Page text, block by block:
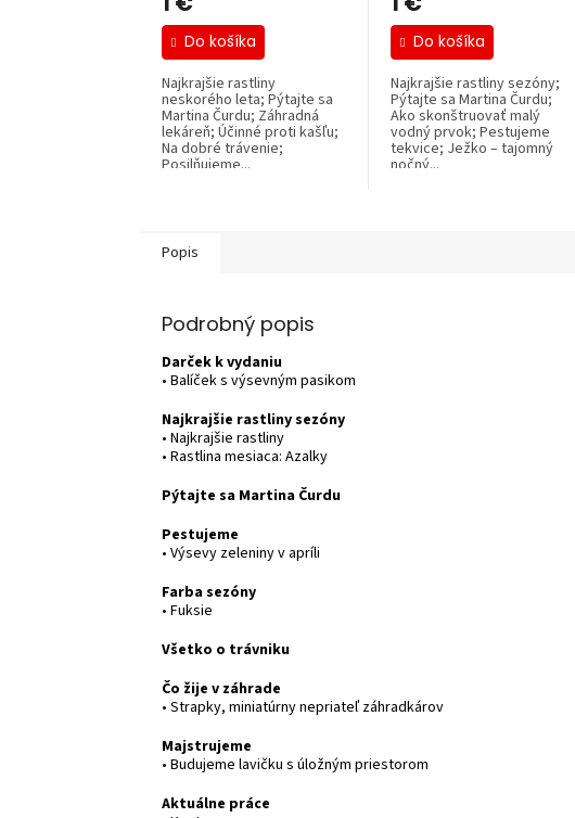
Do košíka
Najkrajšie rastliny
neskorého leta; Pýtajte sa
Martina Čurdu; Záhradná
lekáreň; Účinné proti kašľu;
Na dobré trávenie;
Posilňujeme...
Do košíka
Najkrajšie rastliny sezóny;
Pýtajte sa Martina Čurdu;
Ako skonštruovať malý
vodný prvok; Pestujeme
tekvice; Ježko – tajomný
nočný...
Popis
Podrobný popis
Darček k vydaniu
• Balíček s výsevným pasikom
Najkrajšie rastliny sezóny
• Najkrajšie rastliny
• Rastlina mesiaca: Azalky
Pýtajte sa Martina Čurdu
Pestujeme
• Výsevy zeleniny v apríli
Farba sezóny
• Fuksie
Všetko o trávniku
Čo žije v záhrade
• Strapky, miniatúrny nepriateľ záhradkárov
Majstrujeme
• Budujeme lavičku s úložným priestorom
Aktuálne práce